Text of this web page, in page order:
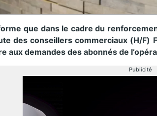
que dans le cadre du
des conseillers commerciaux (H/F)
aux demandes des abonnés de
Publicité